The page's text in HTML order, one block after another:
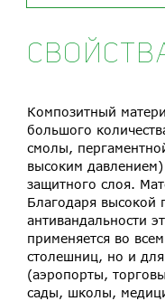
Композитный
большого
смолы,
высоким
защитного слоя.
Благодаря высокой
антивандальности
применяется во
столешниц, но и
(аэропорты,
сады, школы,